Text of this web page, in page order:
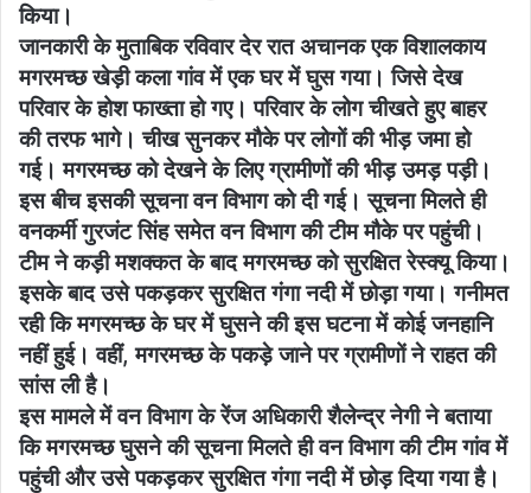
किया।
जानकारी के मुताबिक रविवार देर रात अचानक एक विशालकाय
मगरमच्छ खेड़ी कला गांव में एक घर में घुस गया। जिसे देख
परिवार के होश फाख्ता हो गए। परिवार के लोग चीखते हुए बाहर
की तरफ भागे। चीख सुनकर मौके पर लोगों की भीड़ जमा हो
गई। मगरमच्छ को देखने के लिए ग्रामीणों की भीड़ उमड़ पड़ी।
इस बीच इसकी सूचना वन विभाग को दी गई। सूचना मिलते ही
वनकर्मी गुरजंट सिंह समेत वन विभाग की टीम मौके पर पहुंची।
टीम ने कड़ी मशक्कत के बाद मगरमच्छ को सुरक्षित रेस्क्यू किया।
इसके बाद उसे पकड़कर सुरक्षित गंगा नदी में छोड़ा गया। गनीमत
रही कि मगरमच्छ के घर में घुसने की इस घटना में कोई जनहानि
नहीं हुई। वहीं, मगरमच्छ के पकड़े जाने पर ग्रामीणों ने राहत की
सांस ली है।
इस मामले में वन विभाग के रेंज अधिकारी शैलेन्द्र नेगी ने बताया
कि मगरमच्छ घुसने की सूचना मिलते ही वन विभाग की टीम गांव में
पहुंची और उसे पकड़कर सुरक्षित गंगा नदी में छोड़ दिया गया है।